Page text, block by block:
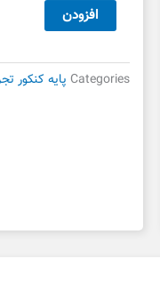
سطحی
پایه
افزودن
Categories پایه کنکور